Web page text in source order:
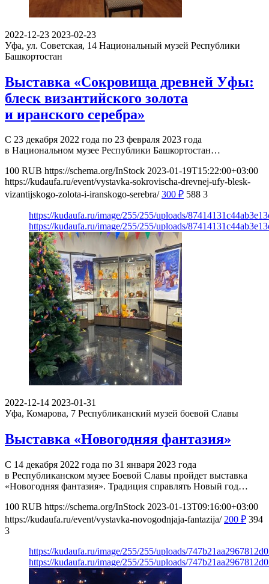
2022-12-23 2023-02-23
Уфа, ул. Советская, 14 Национальный музей Республики
Башкортостан
Выставка «Сокровища древней Уфы:
блеск византийского золота
и иранского серебра»
С 23 декабря 2022 года по 23 февраля 2023 года
в Национальном музее Республики Башкортостан…
100 RUB https://schema.org/InStock 2023-01-19T15:22:00+03:00
https://kudaufa.ru/event/vystavka-sokrovischa-drevnej-ufy-blesk-
vizantijskogo-zolota-i-iranskogo-serebra/ 300 ₽ 588 3
https://kudaufa.ru/image/255/255/uploads/
https://kudaufa.ru/image/255/255/uploads/
2022-12-14 2023-01-31
Уфа, Комарова, 7 Республиканский музей боевой Славы
Выставка «Новогодняя фантазия»
С 14 декабря 2022 года по 31 января 2023 года
в Республиканском музее Боевой Славы пройдет выставка
«Новогодняя фантазия». Традиция справлять Новый год…
100 RUB https://schema.org/InStock 2023-01-13T09:16:00+03:00
https://kudaufa.ru/event/vystavka-novogodnjaja-fantazija/ 200 ₽ 394
3
https://kudaufa.ru/image/255/255/uploads/
https://kudaufa.ru/image/255/255/uploads/